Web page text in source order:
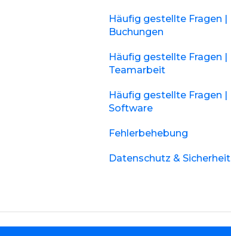
Häufig gestellte Fragen |
Buchungen
Häufig gestellte Fragen |
Teamarbeit
Häufig gestellte Fragen |
Software
Fehlerbehebung
Datenschutz & Sicherheit